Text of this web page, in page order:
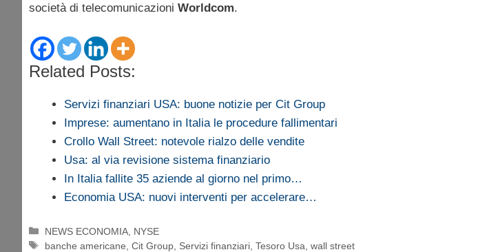
società di telecomunicazioni Worldcom.
Related Posts:
Servizi finanziari USA: buone notizie per Cit Group
Imprese: aumentano in Italia le procedure fallimentari
Crollo Wall Street: notevole rialzo delle vendite
Usa: al via revisione sistema finanziario
In Italia fallite 35 aziende al giorno nel primo…
Economia USA: nuovi interventi per accelerare…
Categorie
NEWS ECONOMIA NYSE
Tag
banche americane ,Cit Group Servizi finanziari ,Tesoro Usa ,wall street